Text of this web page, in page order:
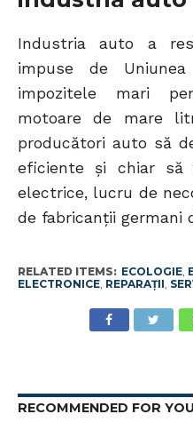
Industria auto a
impuse de
impozitele mari
motoare de mare
producători auto să
eficiente și chiar să
electrice, lucru de
de fabricanții germani
RELATED ITEMS: ECOLOGIE,
ELECTRONICE, REPARAȚII
RECOMMENDED FOR YOU